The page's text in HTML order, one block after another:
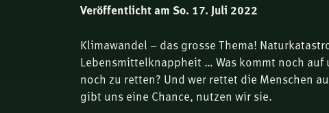
Veröffentlicht am So. 17. Juli 2022
Klimawandel – das grosse Thema!
Lebensmittelknappheit … Was kommt noch auf
noch zu retten? Und wer rettet die Menschen
gibt uns eine Chance, nutzen wir sie.